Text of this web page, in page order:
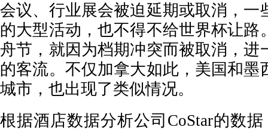
会议、行业展会被迫延期或取消，一
的大型活动，也不得不给世界杯让路
舟节，就因为档期冲突而被取消，进
的客流。不仅加拿大如此，美国和墨
城市，也出现了类似情况。
根据酒店数据分析公司CoStar的数